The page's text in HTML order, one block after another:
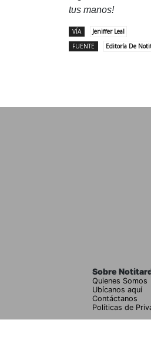
tus manos!
VÍA
Jeniffer Leal
FUENTE
Editoría De
Sobre
Quienes Somos
Ubícanos aquí
Contáctanos
Políticas de